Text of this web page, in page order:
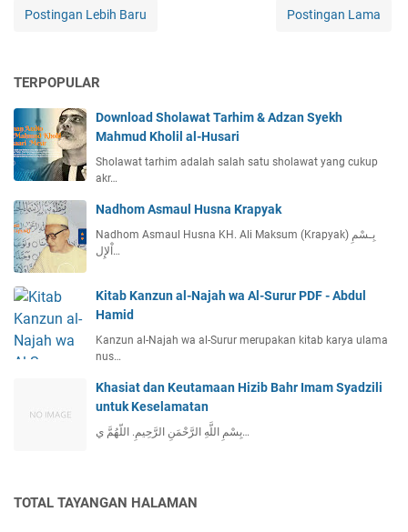
Postingan Lebih Baru Postingan Lama
TERPOPULAR
Download Sholawat Tarhim & Adzan Syekh
Mahmud Kholil al-Husari
Sholawat tarhim adalah salah satu sholawat yang cukup
akr…
Nadhom Asmaul Husna Krapyak
Nadhom Asmaul Husna KH. Ali Maksum (Krapyak) بِـسْمِ
اْلإِل…
Kitab Kanzun al-Najah wa Al-Surur PDF - Abdul
Hamid
Kanzun al-Najah wa al-Surur merupakan kitab karya ulama
nus…
Khasiat dan Keutamaan Hizib Bahr Imam Syadzili
untuk Keselamatan
بِسْمِ اللَّهِ الرَّحْمَنِ الرَّحِيمِ. اللّهُمَّ ي…
TOTAL TAYANGAN HALAMAN